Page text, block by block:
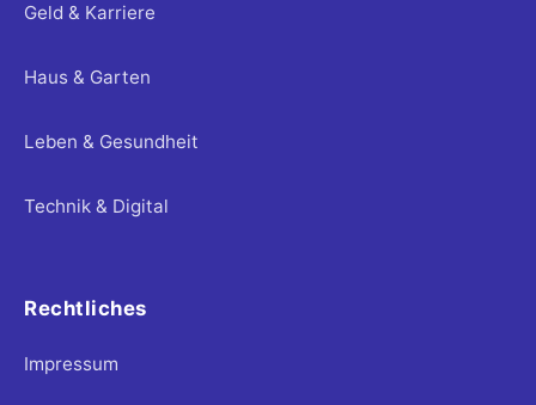
Geld & Karriere
Haus & Garten
Leben & Gesundheit
Technik & Digital
Rechtliches
Impressum